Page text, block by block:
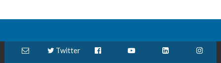
Twitter